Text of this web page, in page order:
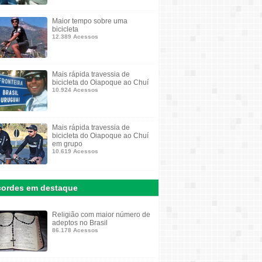
Maior tempo sobre uma
bicicleta
12.389 Acessos
Mais rápida travessia de
bicicleta do Oiapoque ao Chuí
10.924 Acessos
Mais rápida travessia de
bicicleta do Oiapoque ao Chuí
em grupo
10.619 Acessos
em destaque
Religião com maior número de
adeptos no Brasil
86.178 Acessos